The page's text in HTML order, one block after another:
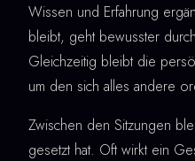
Wissen und Erfahrung
bleibt, geht bewusster
Gleichzeitig bleibt die
um den sich alles andere
Zwischen den Sitzungen
gesetzt hat. Oft wirkt ein